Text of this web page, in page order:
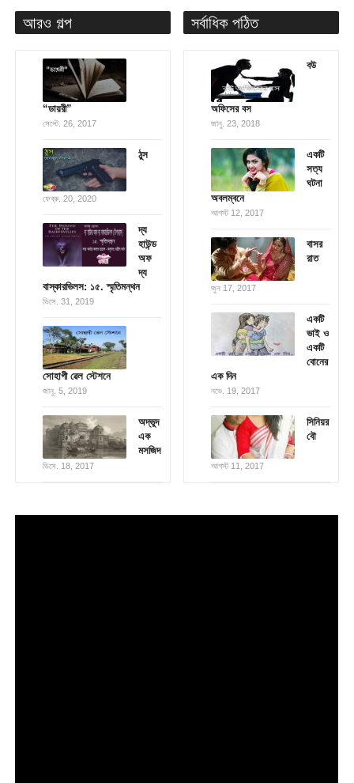
আরও গল্প
“ডায়রী”
সেপ্টে. 26, 2017
ঠুস
ফেব্রু. 20, 2020
দ্য
হাউন্ড
অফ
দ্য
বাস্কারভিলস: ১৫. স্মৃতিমন্থন
ডিসে. 31, 2019
সোহাগী ৱেল স্টেশনে
জানু. 5, 2019
অদ্ভুদ
এক
মসজিদ
ডিসে. 18, 2017
সর্বাধিক পঠিত
বউ
অফিসের বস
জানু. 23, 2018
একটি
সত্য
ঘটনা
অবলম্বনে
আগস্ট 12, 2017
বাসর
রাত
জুন 17, 2017
একটি
ভাই ও
একটি
বোনের
এক দিন
নভে. 19, 2017
সিনিয়র
বৌ
আগস্ট 11, 2017